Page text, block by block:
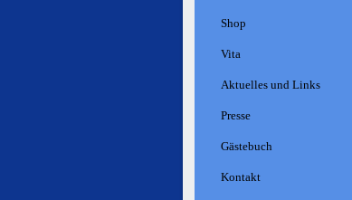
Shop
Vita
Aktuelles und Links
Presse
Gästebuch
Kontakt